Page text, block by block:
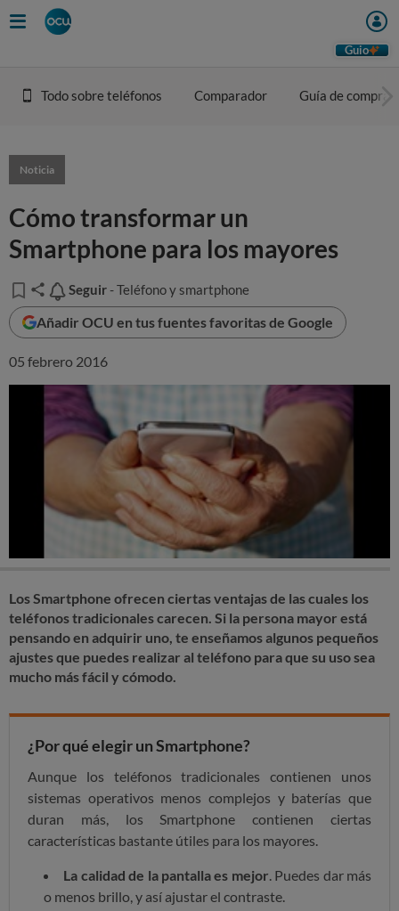
Guio
Todo sobre teléfonos Comparador Guía de compra
Noticia
Cómo transformar un
Smartphone para los mayores
Seguir
Seguir - Teléfono y smartphone
Añadir OCU en tus fuentes favoritas de Google
05 febrero 2016
Los Smartphone ofrecen ciertas ventajas de las cuales los
teléfonos tradicionales carecen. Si la persona mayor está
pensando en adquirir uno, te enseñamos algunos pequeños
ajustes que puedes realizar al teléfono para que su uso sea
mucho más fácil y cómodo.
¿Por qué elegir un Smartphone?
Aunque los teléfonos tradicionales contienen unos
sistemas operativos menos complejos y baterías que
duran más, los Smartphone contienen ciertas
características bastante útiles para los mayores.
La calidad de la pantalla es mejor. Puedes dar más
o menos brillo, y así ajustar el contraste.